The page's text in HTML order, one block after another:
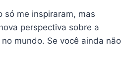
só me inspiraram, mas
perspectiva sobre a
mundo. Se você ainda não